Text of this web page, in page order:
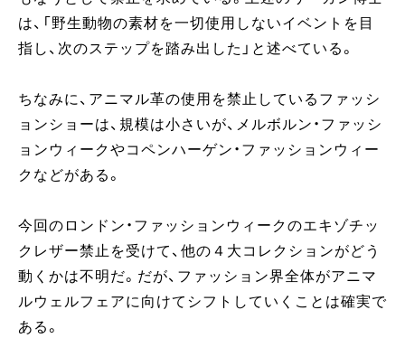
は、「野生動物の素材を一切使用しないイベントを目
指し、次のステップを踏み出した」と述べている。
ちなみに、アニマル革の使用を禁止しているファッシ
ョンショーは、規模は小さいが、メルボルン・ファッシ
ョンウィークやコペンハーゲン・ファッションウィー
クなどがある。
今回のロンドン・ファッションウィークのエキゾチッ
クレザー禁止を受けて、他の４大コレクションがどう
動くかは不明だ。だが、ファッション界全体がアニマ
ルウェルフェアに向けてシフトしていくことは確実で
ある。